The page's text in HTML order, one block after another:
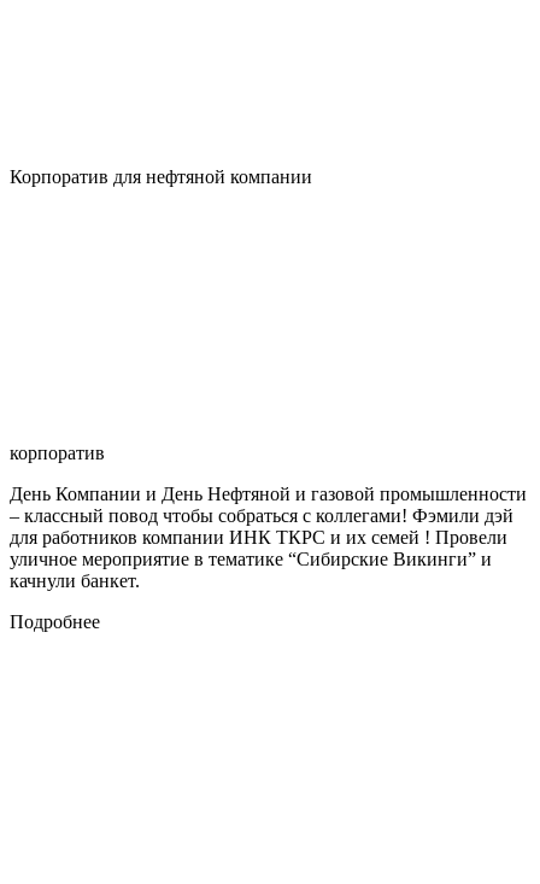
Корпоратив для нефтяной компании
корпоратив
День Компании и День Нефтяной и газовой промышленности
– классный повод чтобы собраться с коллегами! Фэмили дэй
для работников компании ИНК ТКРС и их семей ! Провели
уличное мероприятие в тематике “Сибирские Викинги” и
качнули банкет.
Подробнее